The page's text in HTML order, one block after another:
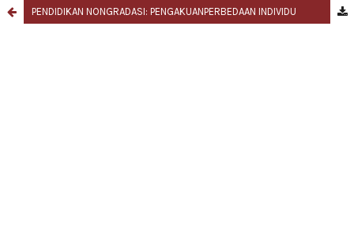
PENDIDIKAN NONGRADASI: PENGAKUANPERBEDAAN INDIVIDU